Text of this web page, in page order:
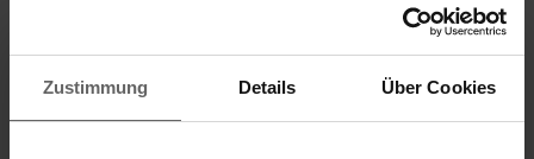
Zustimmung Details Über Cookies
fröhlich weiter: Auch dort sind Schnee, Matsch
und Eis im Winter häufig zu Gast. Und der Boden